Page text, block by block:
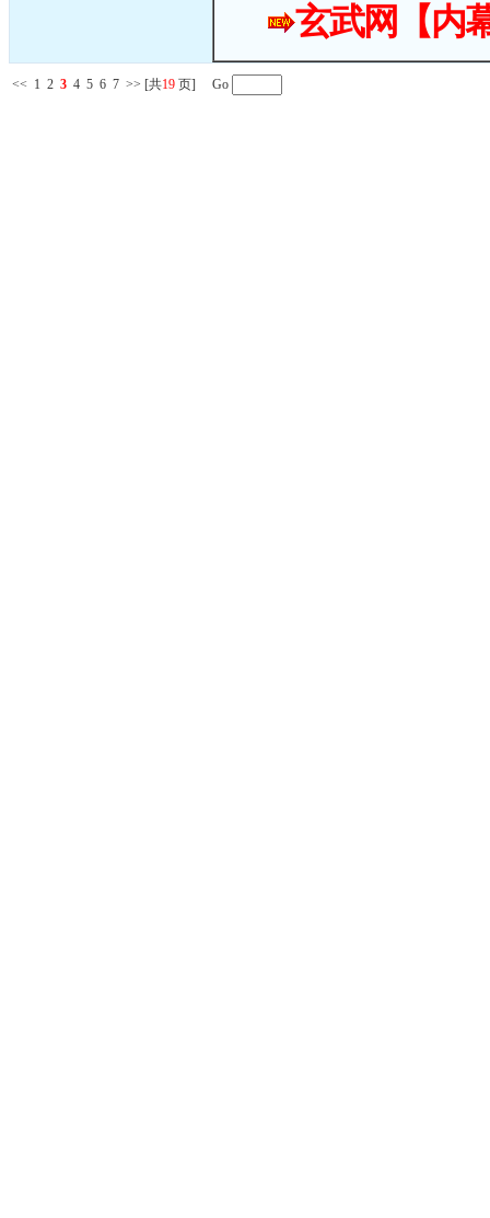
玄武网【内
<< 1 2 3 4 5 6 7 >> [共19 页] Go